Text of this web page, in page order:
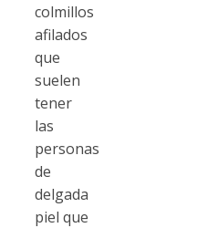
colmillos
afilados
que
suelen
tener
las
personas
de
delgada
piel que